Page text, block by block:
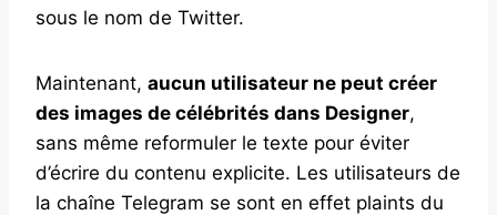
sous le nom de Twitter.
Maintenant, aucun utilisateur ne peut créer
des images de célébrités dans Designer,
sans même reformuler le texte pour éviter
d’écrire du contenu explicite. Les utilisateurs de
la chaîne Telegram se sont en effet plaints du